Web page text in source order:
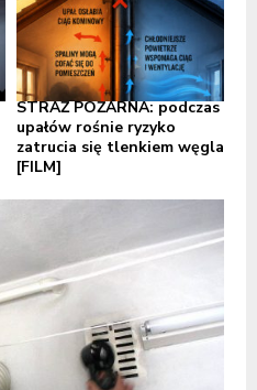
STRAŻ POŻARNA: podczas
upałów rośnie ryzyko
zatrucia się tlenkiem węgla
[FILM]